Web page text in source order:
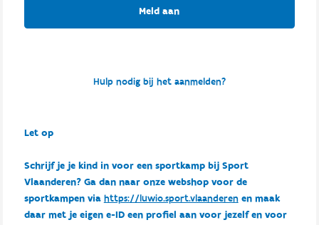
Meld aan
Hulp nodig bij het aanmelden?
Let op
Schrijf je je kind in voor een sportkamp bij Sport
Vlaanderen? Ga dan naar onze webshop voor de
sportkampen via https://luwio.sport.vlaanderenen maak
daar met je eigen e-ID een profiel aan voor jezelf en voor